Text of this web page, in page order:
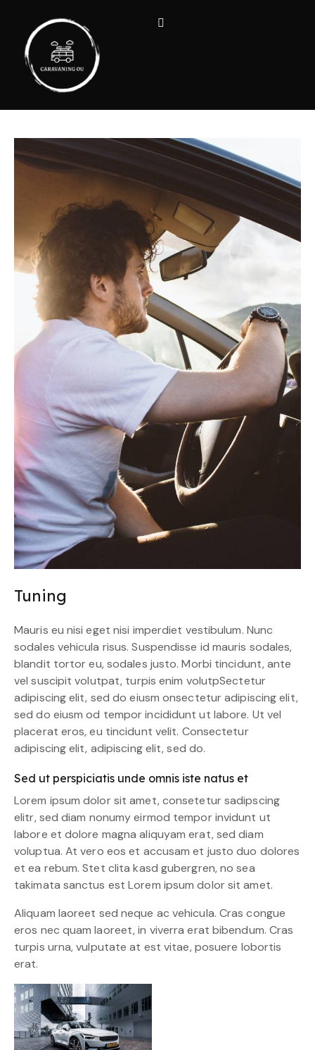
Tuning
Mauris eu nisi eget nisi imperdiet vestibulum. Nunc
sodales vehicula risus. Suspendisse id mauris sodales,
blandit tortor eu, sodales justo. Morbi tincidunt, ante
vel suscipit volutpat, turpis enim volutpSectetur
adipiscing elit, sed do eiusm onsectetur adipiscing elit,
sed do eiusm od tempor incididunt ut labore. Ut vel
placerat eros, eu tincidunt velit. Consectetur
adipiscing elit, adipiscing elit, sed do.
Sed ut perspiciatis unde omnis iste natus et
Lorem ipsum dolor sit amet, consetetur sadipscing
elitr, sed diam nonumy eirmod tempor invidunt ut
labore et dolore magna aliquyam erat, sed diam
voluptua. At vero eos et accusam et justo duo dolores
et ea rebum. Stet clita kasd gubergren, no sea
takimata sanctus est Lorem ipsum dolor sit amet.
Aliquam laoreet sed neque ac vehicula. Cras congue
eros nec quam laoreet, in viverra erat bibendum. Cras
turpis urna, vulputate at est vitae, posuere lobortis
erat.